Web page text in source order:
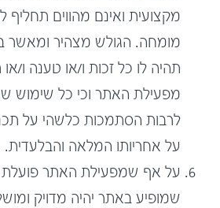
מקצועית ואינם מהווים תחליף
מומחה. הגולש מצהיר ומאשר
תהיה לו כל זכות ו/או טענה ו/
מפעילת האתר וכי כל שימוש
לרבות הסתמכות כלשהי על
על אחריותו המלאה והבלעדית.
על אף שמפעילת האתר פועלת
שמופיע באתר יהיה מדויק